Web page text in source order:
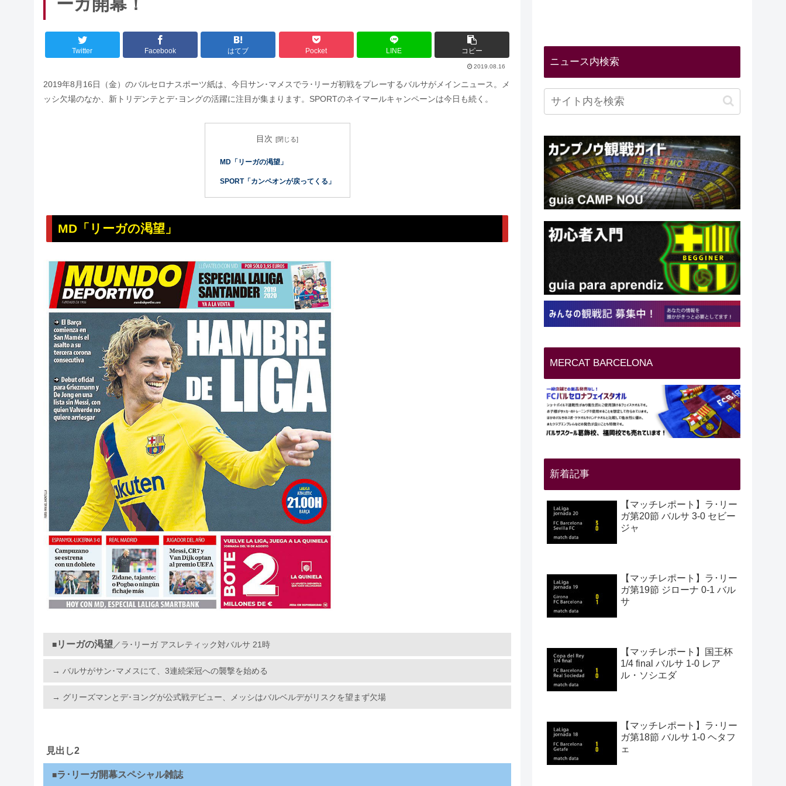
Twitter Facebook はてブ Pocket LINE コピー
2019.08.16
2019年8月16日（金）のバルセロナスポーツ紙は、今日サン･マメスでラ･リーガ初戦をプレーするバルサがメインニュース。メ
ッシ欠場のなか、新トリデンテとデ･ヨングの活躍に注目が集まります。SPORTのネイマールキャンペーンは今日も続く。
目次
MD「リーガの渇望」
SPORT「カンペオンが戻ってくる」
MD「リーガの渇望」
■リーガの渇望／ラ･リーガ アスレティック対バルサ 21時
→ バルサがサン･マメスにて、3連続栄冠への襲撃を始める
→ グリーズマンとデ･ヨングが公式戦デビュー、メッシはバルベルデがリスクを望まず欠場
見出し2
■ラ･リーガ開幕スペシャル雑誌
ニュース内検索
MERCAT BARCELONA
新着記事
【マッチレポート】ラ･リー
ガ第20節 バルサ 3-0 セビー
ジャ
【マッチレポート】ラ･リー
ガ第19節 ジローナ 0-1 バル
サ
【マッチレポート】国王杯
1/4 final バルサ 1-0 レア
ル・ソシエダ
【マッチレポート】ラ･リー
ガ第18節 バルサ 1-0 ヘタフ
ェ